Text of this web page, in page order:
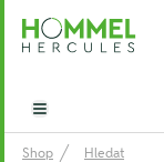
Hommel Hercules
Open main
Shop
Hledat